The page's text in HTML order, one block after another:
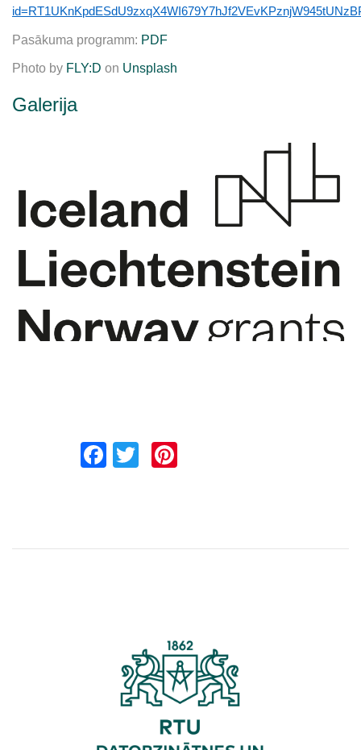
Pasākuma programm: PDF
Photo by FLY:D on Unsplash
Galerija
Facebook
Twitter